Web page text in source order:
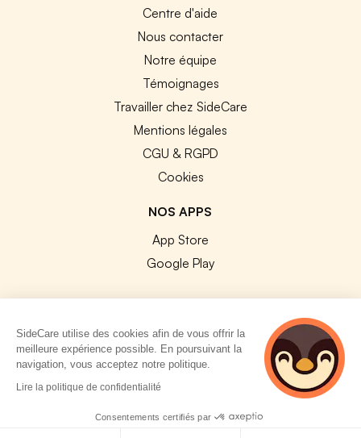
Centre d'aide
Nous contacter
Notre équipe
Témoignages
Travailler chez SideCare
Mentions légales
CGU & RGPD
Cookies
NOS APPS
App Store
Google Play
© 2026 SideCare. Tous droits réservés.
SideCare utilise des cookies afin de vous offrir la
meilleure expérience possible. En poursuivant la
navigation, vous acceptez notre politique.
Lire la politique de confidentialité
Consentements certifiés par
4 personnes
consultent
actuellement cette